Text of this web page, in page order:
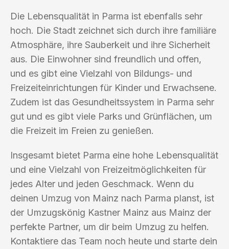
Die Lebensqualität in Parma ist ebenfalls sehr
hoch. Die Stadt zeichnet sich durch ihre familiäre
Atmosphäre, ihre Sauberkeit und ihre Sicherheit
aus. Die Einwohner sind freundlich und offen,
und es gibt eine Vielzahl von Bildungs- und
Freizeiteinrichtungen für Kinder und Erwachsene.
Zudem ist das Gesundheitssystem in Parma sehr
gut und es gibt viele Parks und Grünflächen, um
die Freizeit im Freien zu genießen.
Insgesamt bietet Parma eine hohe Lebensqualität
und eine Vielzahl von Freizeitmöglichkeiten für
jedes Alter und jeden Geschmack. Wenn du
deinen Umzug von Mainz nach Parma planst, ist
der Umzugskönig Kastner Mainz aus Mainz der
perfekte Partner, um dir beim Umzug zu helfen.
Kontaktiere das Team noch heute und starte dein